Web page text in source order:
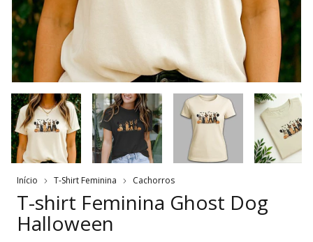
Início T-Shirt Feminina Cachorros
T-shirt Feminina Ghost Dog
Halloween